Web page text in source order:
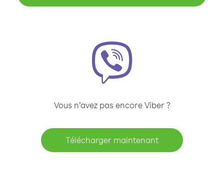
Vous n’avez pas encore Viber ?
Télécharger maintenant